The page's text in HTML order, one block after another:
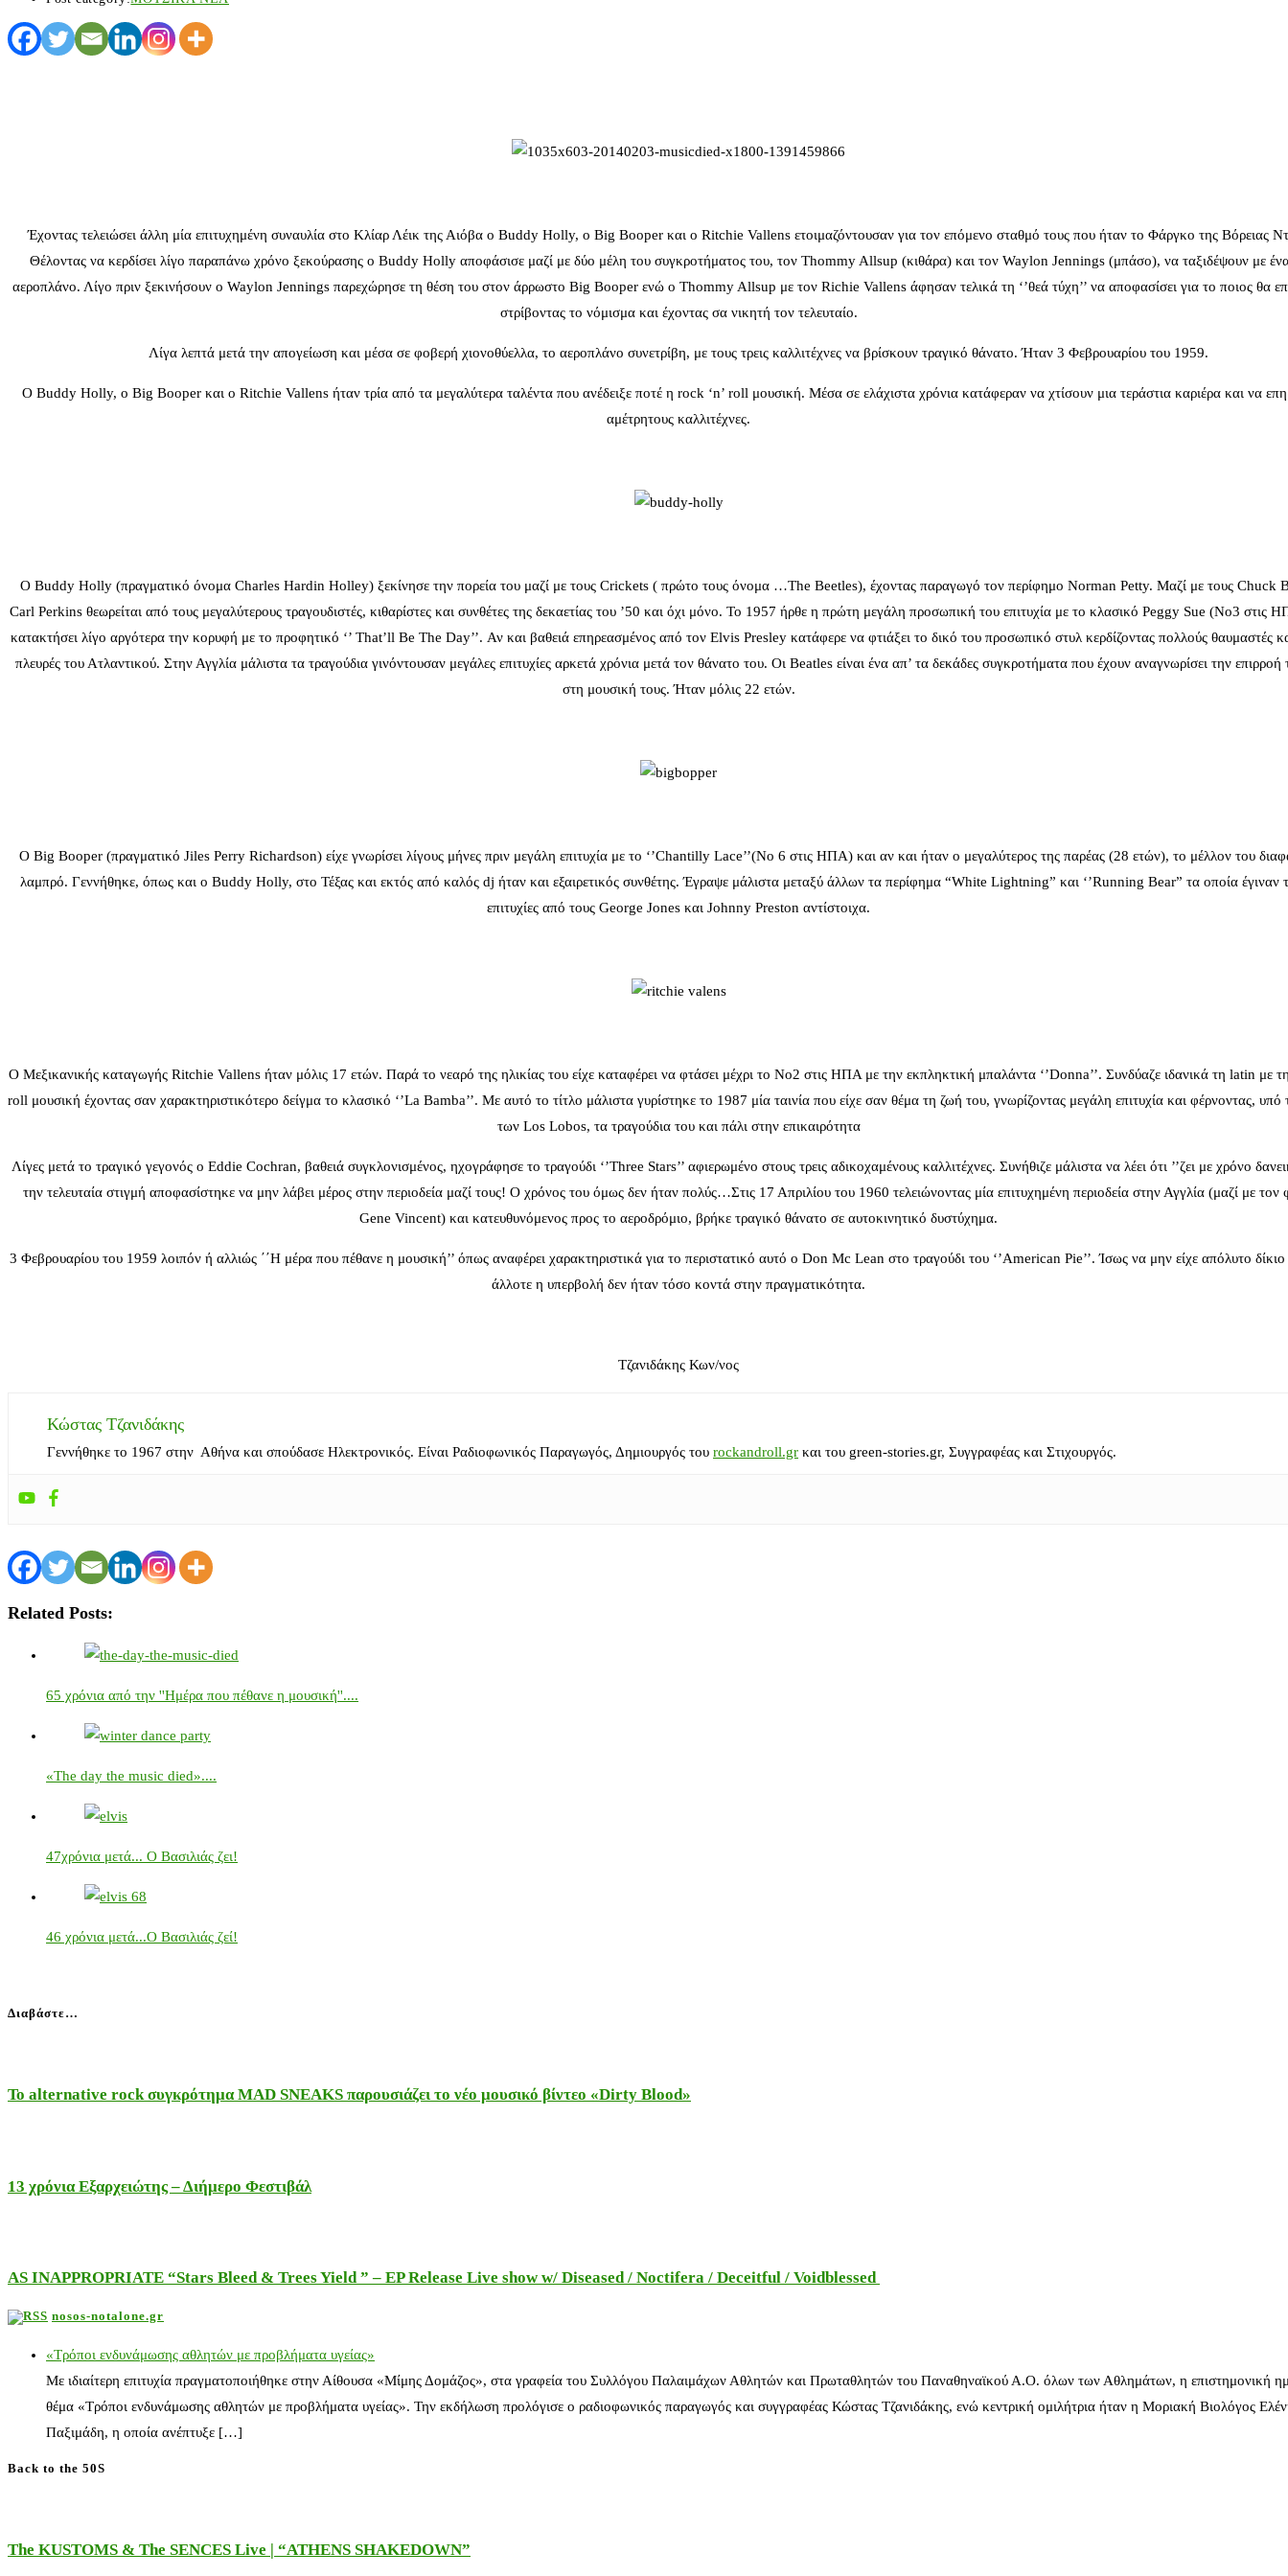
Έχοντας τελειώσει άλλη μία επιτυχημένη συναυλία στο Κλίαρ Λέικ της Αιόβα ο Buddy Holly, o Big Booper και ο Ritchie Vallens ετοιμαζόντουσαν για τον επόμενο σταθμό τους που ήταν το Φάργκο της Βόρειας
Θέλοντας να κερδίσει λίγο παραπάνω χρόνο ξεκούρασης ο Buddy Holly αποφάσισε μαζί με δύο μέλη του συγκροτήματος του, τον Thommy Allsup (κιθάρα) και τον Waylon Jennings (μπάσο), να ταξιδέψουν με
αεροπλάνο. Λίγο πριν ξεκινήσουν ο Waylon Jennings παρεχώρησε τη θέση του στον άρρωστο Big Booper ενώ ο Thommy Allsup με τον Richie Vallens άφησαν τελικά τη ‘’θεά τύχη’’ να αποφασίσει για το ποιος θα
στρίβοντας το νόμισμα και έχοντας σα νικητή τον τελευταίο.
Λίγα λεπτά μετά την απογείωση και μέσα σε φοβερή χιονοθύελλα, το αεροπλάνο συνετρίβη, με τους τρεις καλλιτέχνες να βρίσκουν τραγικό θάνατο. Ήταν 3 Φεβρουαρίου του 1959.
Ο Buddy Holly, ο Big Booper και ο Ritchie Vallens ήταν τρία από τα μεγαλύτερα ταλέντα που ανέδειξε ποτέ η rock ‘n’ roll μουσική. Μέσα σε ελάχιστα χρόνια κατάφεραν να χτίσουν μια τεράστια καριέρα και να
αμέτρητους καλλιτέχνες.
Ο Buddy Holly (πραγματικό όνομα Charles Hardin Holley) ξεκίνησε την πορεία του μαζί με τους Crickets ( πρώτο τους όνομα …The Beetles), έχοντας παραγωγό τον περίφημο Norman Petty. Μαζί με τους Chuck
Carl Perkins θεωρείται από τους μεγαλύτερους τραγουδιστές, κιθαρίστες και συνθέτες της δεκαετίας του ’50 και όχι μόνο. To 1957 ήρθε η πρώτη μεγάλη προσωπική του επιτυχία με το κλασικό Peggy Sue (No3 στις
κατακτήσει λίγο αργότερα την κορυφή με το προφητικό ‘’ That’ll Be The Day’’. Αν και βαθειά επηρεασμένος από τον Elvis Presley κατάφερε να φτιάξει το δικό του προσωπικό στυλ κερδίζοντας πολλούς θαυμαστές
πλευρές του Ατλαντικού. Στην Αγγλία μάλιστα τα τραγούδια γινόντουσαν μεγάλες επιτυχίες αρκετά χρόνια μετά τον θάνατο του. Οι Beatles είναι ένα απ’ τα δεκάδες συγκροτήματα που έχουν αναγνωρίσει την
στη μουσική τους. Ήταν μόλις 22 ετών.
Ο Big Booper (πραγματικό Jiles Perry Richardson) είχε γνωρίσει λίγους μήνες πριν μεγάλη επιτυχία με το ‘’Chantilly Lace’’(No 6 στις ΗΠΑ) και αν και ήταν ο μεγαλύτερος της παρέας (28 ετών), το μέλλον του
λαμπρό. Γεννήθηκε, όπως και ο Buddy Holly, στο Τέξας και εκτός από καλός dj ήταν και εξαιρετικός συνθέτης. Έγραψε μάλιστα μεταξύ άλλων τα περίφημα “White Lightning” και ‘’Running Bear” τα οποία έγιναν
επιτυχίες από τους George Jones και Johnny Preston αντίστοιχα.
Ο Μεξικανικής καταγωγής Ritchie Vallens ήταν μόλις 17 ετών. Παρά το νεαρό της ηλικίας του είχε καταφέρει να φτάσει μέχρι το Νο2 στις ΗΠΑ με την εκπληκτική μπαλάντα ‘’Donna’’. Συνδύαζε ιδανικά τη latin με
roll μουσική έχοντας σαν χαρακτηριστικότερο δείγμα το κλασικό ‘’La Bamba’’. Με αυτό το τίτλο μάλιστα γυρίστηκε το 1987 μία ταινία που είχε σαν θέμα τη ζωή του, γνωρίζοντας μεγάλη επιτυχία και φέρνοντας, υπό
των Los Lobos, τα τραγούδια του και πάλι στην επικαιρότητα
Λίγες μετά το τραγικό γεγονός ο Eddie Cochran, βαθειά συγκλονισμένος, ηχογράφησε το τραγούδι ‘’Three Stars’’ αφιερωμένο στους τρεις αδικοχαμένους καλλιτέχνες. Συνήθιζε μάλιστα να λέει ότι ’’ζει με χρόνο
την τελευταία στιγμή αποφασίστηκε να μην λάβει μέρος στην περιοδεία μαζί τους! Ο χρόνος του όμως δεν ήταν πολύς…Στις 17 Απριλίου του 1960 τελειώνοντας μία επιτυχημένη περιοδεία στην Αγγλία (μαζί με τον
Gene Vincent) και κατευθυνόμενος προς το αεροδρόμιο, βρήκε τραγικό θάνατο σε αυτοκινητικό δυστύχημα.
3 Φεβρουαρίου του 1959 λοιπόν ή αλλιώς ΄΄Η μέρα που πέθανε η μουσική’’ όπως αναφέρει χαρακτηριστικά για το περιστατικό αυτό ο Don Mc Lean στο τραγούδι του ‘’American Pie’’. Ίσως να μην είχε απόλυτο
άλλοτε η υπερβολή δεν ήταν τόσο κοντά στην πραγματικότητα.
Τζανιδάκης Κων/νος
Κώστας Τζανιδάκης
Γεννήθηκε το 1967 στην Αθήνα και σπούδασε Ηλεκτρονικός. Είναι Ραδιοφωνικός Παραγωγός, Δημιουργός του rockandroll.gr και του green-stories.gr, Συγγραφέας και Στιχουργός.
Related Posts:
65 χρόνια από την ''Ημέρα που πέθανε η μουσική''....
«The day the music died»....
47χρόνια μετά... Ο Βασιλιάς ζει!
46 χρόνια μετά...Ο Βασιλιάς ζεί!
Διαβάστε…
Το alternative rock συγκρότημα MAD SNEAKS παρουσιάζει το νέο μουσικό βίντεο «Dirty Blood»
13 χρόνια Εξαρχειώτης – Διήμερο Φεστιβάλ
AS INAPPROPRIATE “Stars Bleed & Trees Yield ” – EP Release Live show w/ Diseased / Noctifera / Deceitful / Voidblessed
nosos-notalone.gr
«Τρόποι ενδυνάμωσης αθλητών με προβλήματα υγείας»
Με ιδιαίτερη επιτυχία πραγματοποιήθηκε στην Αίθουσα «Μίμης Δομάζος», στα γραφεία του Συλλόγου Παλαιμάχων Αθλητών και Πρωταθλητών του Παναθηναϊκού Α.Ο. όλων των Αθλημάτων, η επιστημονική
θέμα «Τρόποι ενδυνάμωσης αθλητών με προβλήματα υγείας». Την εκδήλωση προλόγισε ο ραδιοφωνικός παραγωγός και συγγραφέας Κώστας Τζανιδάκης, ενώ κεντρική ομιλήτρια ήταν η Μοριακή Βιολόγος
Παξιμάδη, η οποία ανέπτυξε […]
Back to the 50S
The KUSTOMS & The SENCES Live | “ATHENS SHAKEDOWN”